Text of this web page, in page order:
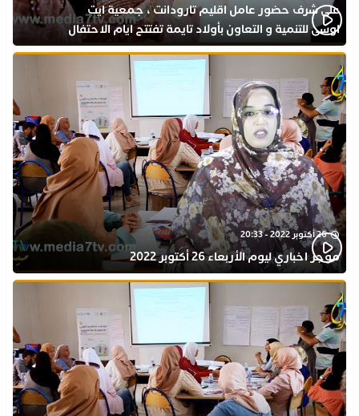
على شرف حضور عامل اقليم تارودانت ، جمعية ايت
اوسى للتنمية و التعاون بأولاد تايمة تفتتح ايام الاحتفال
بذكرى المولد النبوي
26 أكتوبر 2022 - 20:33
موجز اخباري ليوم الأربعاء 26 أكتوبر 2022